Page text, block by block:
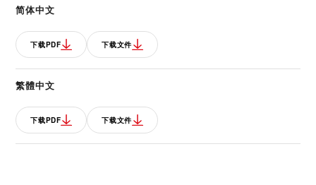
简体中文
下载PDF 下载文件
繁體中文
下载PDF 下载文件